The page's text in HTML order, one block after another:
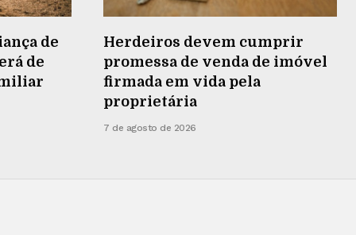
de
de
Herdeiros devem cumprir
promessa de venda de imóvel
firmada em vida pela
proprietária
7 de agosto de 2026